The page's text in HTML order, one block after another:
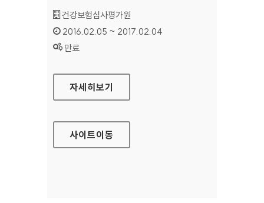
기관명 :
건강보험심사평가원
인증기간 :
2016.02.05 ~ 2017.02.04
상태 :
만료
건강보험심사평가원 홈페이지
자세히보기
사이트이동